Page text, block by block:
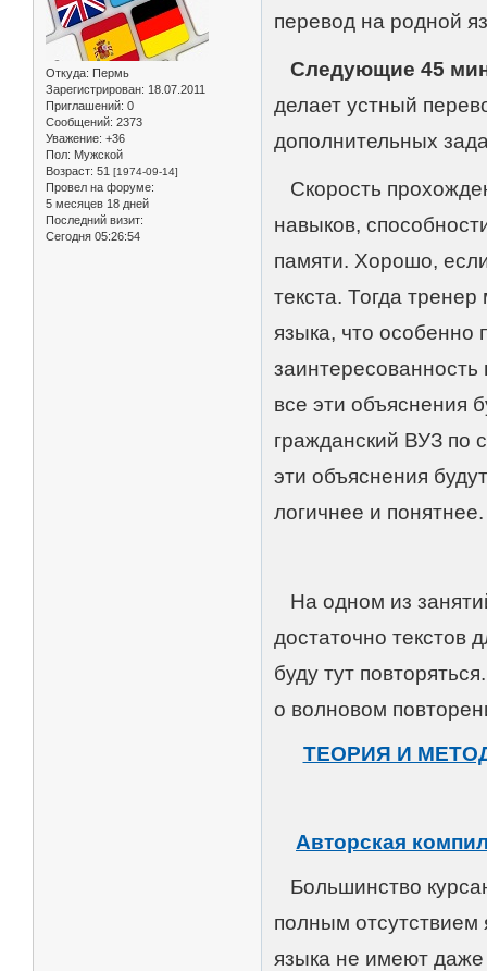
Откуда: Пермь
Зарегистрирован: 18.07.2011
Приглашений: 0
Сообщений: 2373
Уважение: +36
Пол: Мужской
Возраст: 51 [1974-09-14]
Провел на форуме:
5 месяцев 18 дней
Последний визит:
Сегодня 05:26:54
перевод на родной
Следующие 45
делает устный
дополнительных
Скорость
навыков,
памяти. Хорошо,
текста. Тогда
языка, что особенно
все эти объяснения
гражданский ВУЗ по
эти объяснения
логичнее и понятнее.
На одном из
достаточно текстов
буду тут
о волновом
ТЕОРИЯ И
Авторская
Большинство
полным отсутствием
языка не имеют